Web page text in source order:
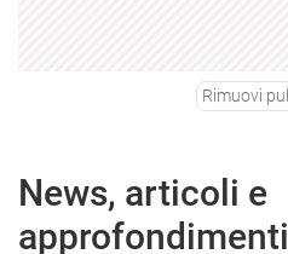
Rimuovi
News, articoli e